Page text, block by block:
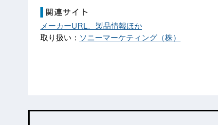
メーカーURL、製品情報ほか
取り扱い： ソニーマーケティング（株）